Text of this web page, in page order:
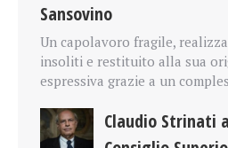
Sansovino
Un capolavoro fragile,
insoliti e restituito alla sua
espressiva grazie a un
Claudio Strinati